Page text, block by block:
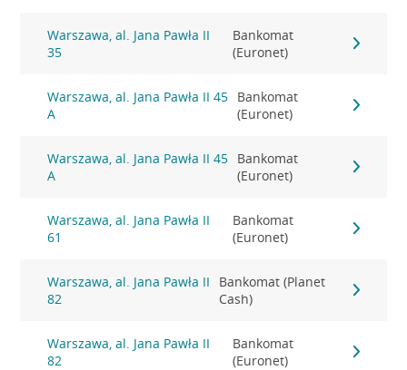
Warszawa, al. Jana Pawła II
35
Bankomat
(Euronet)
Warszawa, al. Jana Pawła II 45
A
Bankomat
(Euronet)
Warszawa, al. Jana Pawła II 45
A
Bankomat
(Euronet)
Warszawa, al. Jana Pawła II
61
Bankomat
(Euronet)
Warszawa, al. Jana Pawła II
82
Bankomat (Planet
Cash)
Warszawa, al. Jana Pawła II
82
Bankomat
(Euronet)